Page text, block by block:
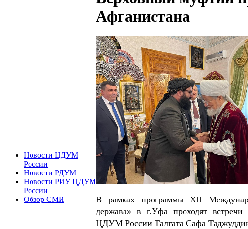
Новости ЦДУМ
России
Новости РДУМ
Новости РИУ ЦДУМ
России
Обзор СМИ
Афганистана
В рамках программы XII
держава» в г.Уфа проходят
ЦДУМ России Талгата Сафа